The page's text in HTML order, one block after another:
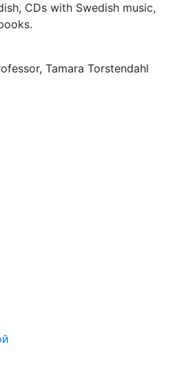
CDs with Swedish music,
Tamara Torstendahl